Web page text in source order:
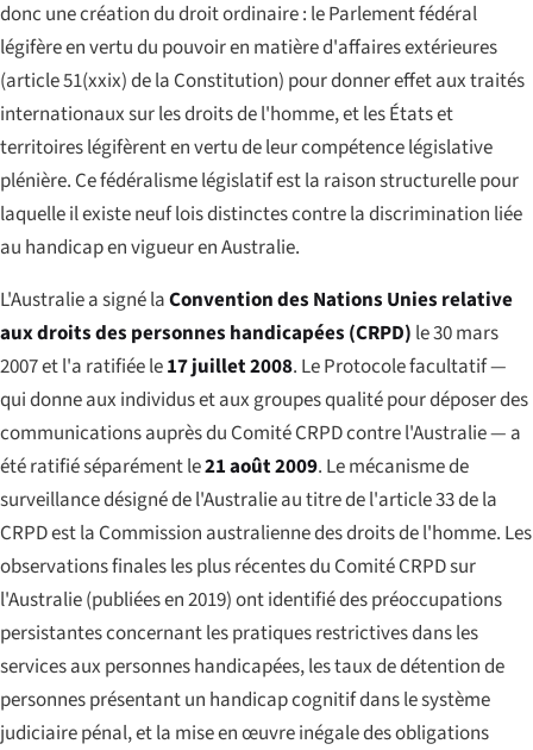
donc une création du droit ordinaire : le Parlement fédéral
légifère en vertu du pouvoir en matière d'affaires extérieures
(article 51(xxix) de la Constitution) pour donner effet aux traités
internationaux sur les droits de l'homme, et les États et
territoires légifèrent en vertu de leur compétence législative
plénière. Ce fédéralisme législatif est la raison structurelle pour
laquelle il existe neuf lois distinctes contre la discrimination liée
au handicap en vigueur en Australie.
L'Australie a signé laConvention des Nations Unies relative
aux droits des personnes handicapées (CRPD) le 30 mars
2007 et l'a ratifiée le17 juillet 2008. Le Protocole facultatif —
qui donne aux individus et aux groupes qualité pour déposer des
communications auprès du Comité CRPD contre l'Australie — a
été ratifié séparément le21 août 2009. Le mécanisme de
surveillance désigné de l'Australie au titre de l'article 33 de la
CRPD est la Commission australienne des droits de l'homme. Les
observations finales les plus récentes du Comité CRPD sur
l'Australie (publiées en 2019) ont identifié des préoccupations
persistantes concernant les pratiques restrictives dans les
services aux personnes handicapées, les taux de détention de
personnes présentant un handicap cognitif dans le système
judiciaire pénal, et la mise en œuvre inégale des obligations